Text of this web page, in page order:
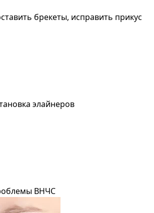
брекеты, исправить прикус
элайнеров
ВНЧС